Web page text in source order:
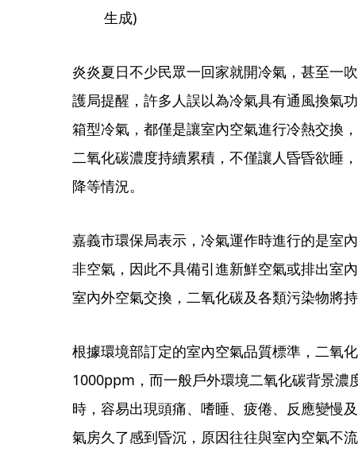
生成)
炎炎夏日不少民眾一回家就開冷氣，甚至一
護局提醒，許多人誤以為冷氣具有通風換氣
箱型冷氣，都僅是讓室內空氣進行冷熱交換
二氧化碳濃度持續累積，不僅讓人昏昏欲睡
降等情況。
嘉義市環保局表示，冷氣運作時進行的是室
非空氣，因此不具備引進新鮮空氣或排出室
室內外空氣交換，二氧化碳及各類污染物將
根據環境部訂定的室內空氣品質標準，二氧
1000ppm，而一般戶外環境二氧化碳背景濃
時，容易出現頭痛、嗜睡、疲倦、反應變慢
氣房久了感到昏沉，原因往往與室內空氣不流